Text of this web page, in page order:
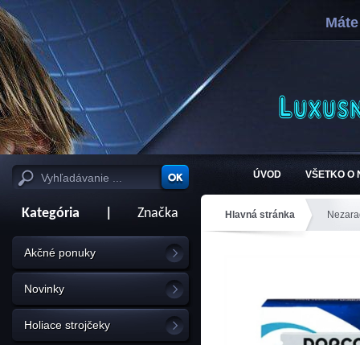
ÚVOD VŠETKO O
Kategória Značka
Akčné ponuky
Novinky
Holiace strojčeky
Hlavná stránka